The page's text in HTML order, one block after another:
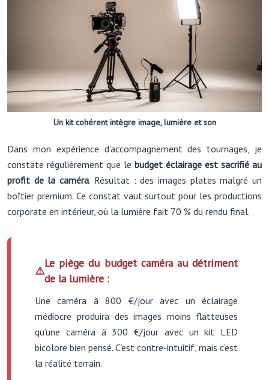
Un kit cohérent intègre image, lumière et son
Dans mon expérience d’accompagnement des tournages, je
constate régulièrement que le budget éclairage est sacrifié au
profit de la caméra. Résultat : des images plates malgré un
boîtier premium. Ce constat vaut surtout pour les productions
corporate en intérieur, où la lumière fait 70 % du rendu final.
Le piège du budget caméra au détriment
de la lumière :
Une caméra à 800 €/jour avec un éclairage
médiocre produira des images moins flatteuses
qu’une caméra à 300 €/jour avec un kit LED
bicolore bien pensé. C’est contre-intuitif, mais c’est
la réalité terrain.